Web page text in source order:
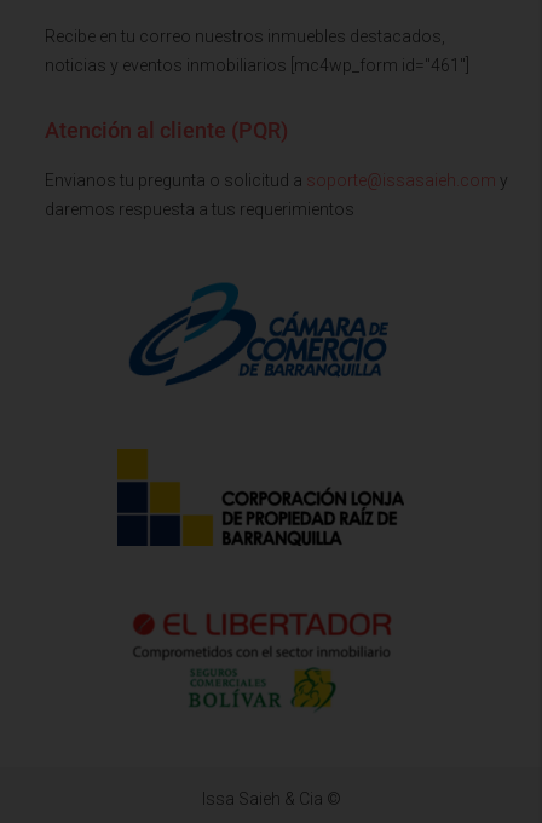
Recibe en tu correo nuestros inmuebles destacados,
noticias y eventos inmobiliarios [mc4wp_form id="461"]
Atención al cliente (PQR)
Envianos tu pregunta o solicitud a soporte@issasaieh.com y
daremos respuesta a tus requerimientos
Issa Saieh & Cia ©